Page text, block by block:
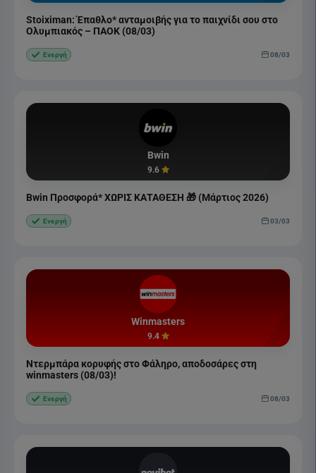
Stoiximan: Έπαθλο* ανταμοιβής για το παιχνίδι σου στο
Ολυμπιακός – ΠΑΟΚ (08/03)
Ενεργή 08/03
Bwin
9.6
Bwin Προσφορά* ΧΩΡΙΣ ΚΑΤΑΘΕΣΗ 🎁 (Μάρτιος 2026)
Ενεργή 03/03
Winmasters
9.4
Ντερμπάρα κορυφής στο Φάληρο, αποδοσάρες στη
winmasters (08/03)!
Ενεργή 08/03